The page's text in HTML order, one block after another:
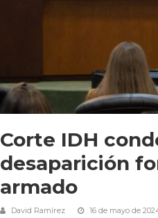
Corte IDH
desaparición
armado
David Ramírez 16 de mayo de